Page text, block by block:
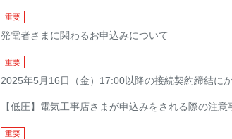
重要
発電者さまに関わるお申込みについて
重要
2025年5月16日（金）17:00以降の接続契約締結に
【低圧】電気工事店さまが申込みをされる際の注意
重要